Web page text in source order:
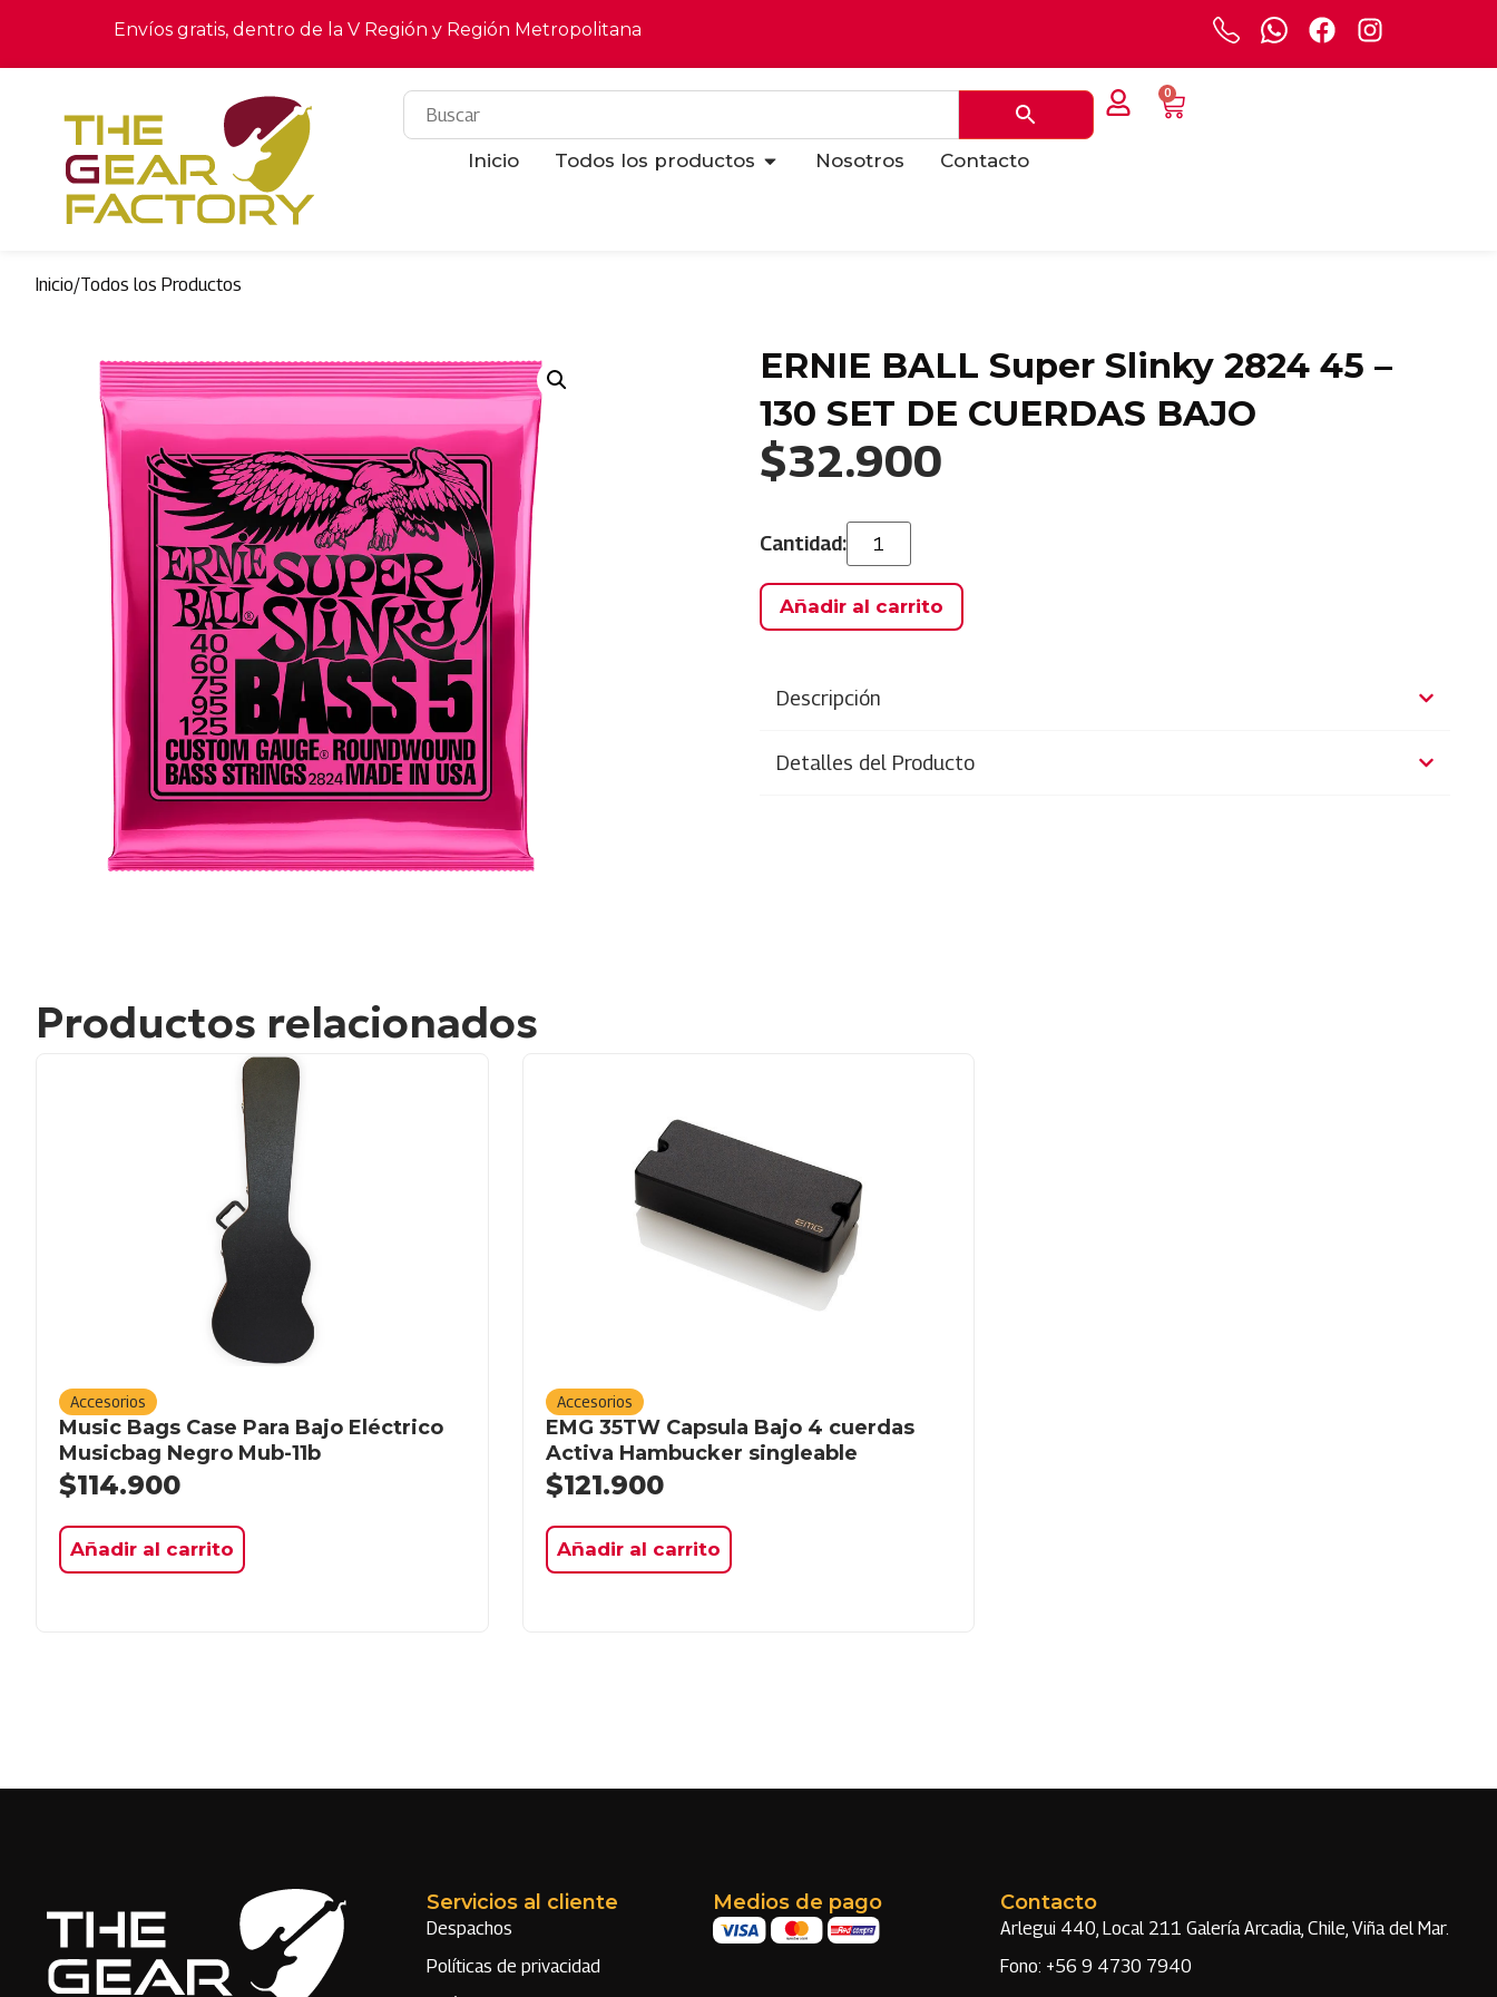
Envíos gratis, dentro de la V Región y Región Metropolitana
Inicio Todos los productos Nosotros Contacto
0
Inicio/Todos los Productos
ERNIE BALL Super Slinky 2824 45 –
130 SET DE CUERDAS BAJO
$32.900
Añadir al carrito
Descripción
Detalles del Producto
Productos relacionados
Accesorios
Music Bags Case Para Bajo Eléctrico
Musicbag Negro Mub-11b
$114.900
Añadir al carrito
Accesorios
EMG 35TW Capsula Bajo 4 cuerdas
Activa Hambucker singleable
$121.900
Añadir al carrito
Servicios al cliente
Despachos
Políticas de privacidad
Medios de pago Contacto
Arlegui 440, Local 211 Galería Arcadia, Chile, Viña del Mar.
Fono: +56 9 4730 7940